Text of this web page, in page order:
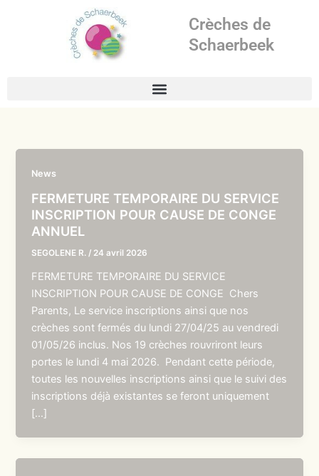
Crèches de
Schaerbeek
News
FERMETURE TEMPORAIRE DU SERVICE
INSCRIPTION POUR CAUSE DE CONGE
ANNUEL
SEGOLENE R. / 24 avril 2026
FERMETURE TEMPORAIRE DU SERVICE
INSCRIPTION POUR CAUSE DE CONGE Chers
Parents, Le service inscriptions ainsi que nos
crèches sont fermés du lundi 27/04/25 au vendredi
01/05/26 inclus. Nos 19 crèches rouvriront leurs
portes le lundi 4 mai 2026. Pendant cette période,
toutes les nouvelles inscriptions ainsi que le suivi des
inscriptions déjà existantes se feront uniquement
[…]